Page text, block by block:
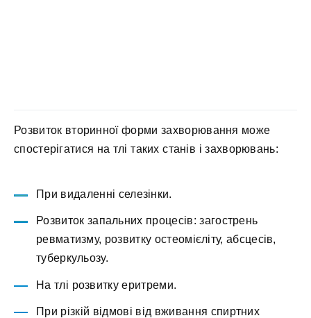
Розвиток вторинної форми захворювання може
спостерігатися на тлі таких станів і захворювань:
При видаленні селезінки.
Розвиток запальних процесів: загострень
ревматизму, розвитку остеомієліту, абсцесів,
туберкульозу.
На тлі розвитку еритреми.
При різкій відмові від вживання спиртних